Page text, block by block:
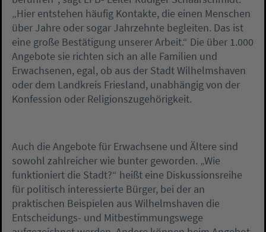
„Hier entstehen häufig Kontakte, die einen Menschen
über Jahre oder sogar Jahrzehnte begleiten. Das ist
eine große Bestätigung unserer Arbeit.“ Die über 1.000
Angebote sie richten sich an alle Familien und
Erwachsenen, egal, ob aus der Stadt Wilhelmshaven
oder dem Landkreis Friesland, unabhängig von der
Konfession oder Religionszugehörigkeit.
Auch die Angebote für Erwachsene und Ältere sind
sowohl zahlreicher wie bunter geworden. „Wie
funktioniert die Stadt?“ heißt eine Diskussionsreihe
für politisch interessierte Bürger, bei der an
praktischen Beispielen aus Wilhelmshaven die
Entscheidungs- und Mitbestimmungswege